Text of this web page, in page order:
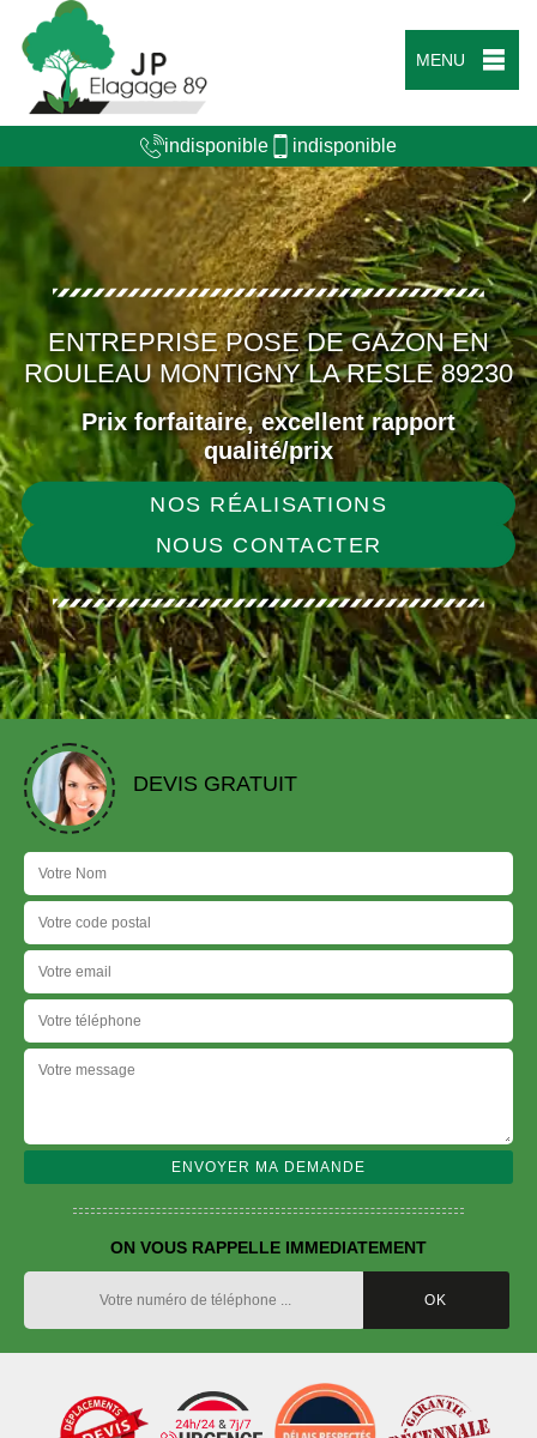
MENU
indisponible indisponible
ENTREPRISE POSE DE GAZON EN
ROULEAU MONTIGNY LA RESLE 89230
Prix forfaitaire, excellent rapport
qualité/prix
NOS RÉALISATIONS
NOUS CONTACTER
DEVIS GRATUIT
ON VOUS RAPPELLE IMMEDIATEMENT